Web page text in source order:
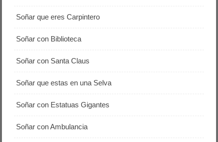
Soñar que eres Carpintero
Soñar con Biblioteca
Soñar con Santa Claus
Soñar que estas en una Selva
Soñar con Estatuas Gigantes
Soñar con Ambulancia